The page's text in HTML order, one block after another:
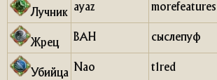
Лучник
ayaz morefeatures
Жрец
ВАН сыслепуф
Убийца
Nao t1rеd